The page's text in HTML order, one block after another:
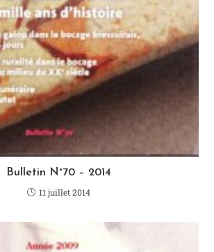
Bulletin N°70 – 2014
11 juillet 2014